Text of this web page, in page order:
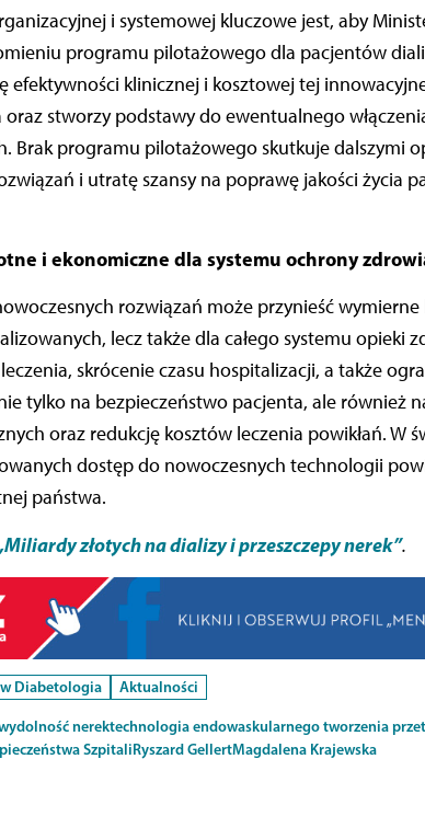
i systemowej kluczowe jest, aby
programu pilotażowego dla pacjentów
efektywności klinicznej i kosztowej tej
stworzy podstawy do ewentualnego
Brak programu pilotażowego skutkuje dalszymi
i utratę szansy na poprawę jakości życia
i ekonomiczne dla systemu ochrony
rozwiązań może przynieść
lecz także dla całego systemu opieki
skrócenie czasu hospitalizacji, a także
tylko na bezpieczeństwo pacjenta, ale również
oraz redukcję kosztów leczenia powikłań. W
dostęp do nowoczesnych technologii
państwa.
złotych na dializy i przeszczepy nerek”.
Diabetologia
Aktualności
nerektechnologia endowaskularnego tworzenia
SzpitaliRyszard GellertMagdalena Krajewska